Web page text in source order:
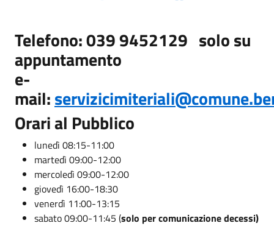
Telefono: 039 9452129 solo su
appuntamento
e-
mail:
Orari al Pubblico
lunedì 08:15-11:00
martedì 09:00-12:00
mercoledì 09:00-12:00
giovedì 16:00-18:30
venerdì 11:00-13:15
sabato 09:00-11:45 (solo per comunicazione decessi)